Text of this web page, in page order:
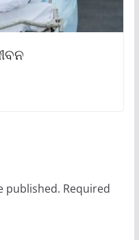
published. Required